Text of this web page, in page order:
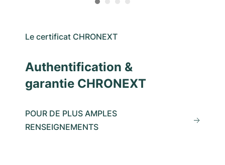
Le certificat CHRONEXT
Authentification &
garantie CHRONEXT
POUR DE PLUS AMPLES
RENSEIGNEMENTS